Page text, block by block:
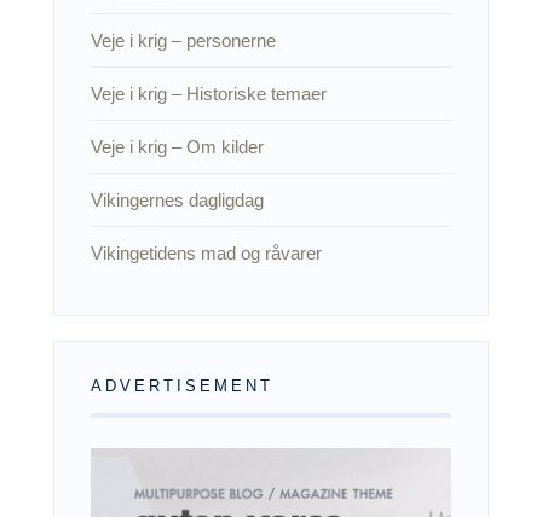
Veje i krig – personerne
Veje i krig – Historiske temaer
Veje i krig – Om kilder
Vikingernes dagligdag
Vikingetidens mad og råvarer
ADVERTISEMENT